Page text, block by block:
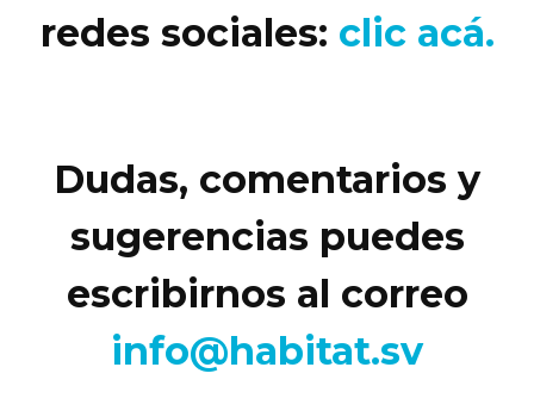
redes sociales: clic acá.
Dudas, comentarios y
sugerencias puedes
escribirnos al correo
info@habitat.sv